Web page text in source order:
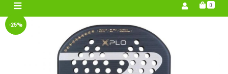
0
-25%